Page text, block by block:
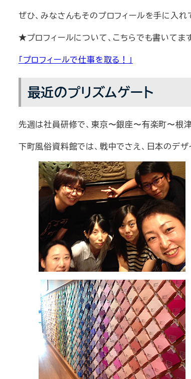
ぜひ、みなさんもそのプロフィールを手に入れ
★プロフィールについて、こちらでも書いてま
「プロフィールで仕事を取る！」
最近のプリズムゲート
先週は社員研修で、東京〜銀座〜有楽町〜根
下町風俗資料館では、戦中でさえ、日本のデザ